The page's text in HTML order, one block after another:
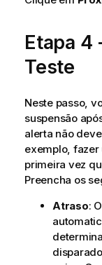
Etapa 4
Teste
Neste passo,
suspensão
alerta não
exemplo, fazer
primeira vez
Preencha os
Atraso: